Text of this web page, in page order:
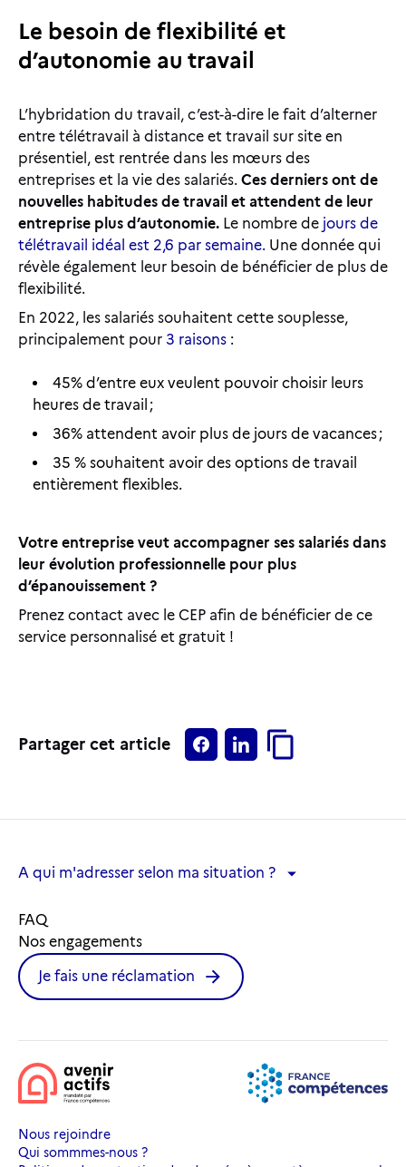
Le besoin de flexibilité et
d’autonomie au travail
L’hybridation du travail, c’est-à-dire le fait d’alterner
entre télétravail à distance et travail sur site en
présentiel, est rentrée dans les mœurs des
entreprises et la vie des salariés. Ces derniers ont de
nouvelles habitudes de travail et attendent de leur
entreprise plus d’autonomie. Le nombre de jours de
télétravail idéal est 2,6 par semaine. Une donnée qui
révèle également leur besoin de bénéficier de plus de
flexibilité.
En 2022, les salariés souhaitent cette souplesse,
principalement pour 3 raisons :
45% d’entre eux veulent pouvoir choisir leurs
heures de travail ;
36% attendent avoir plus de jours de vacances ;
35 % souhaitent avoir des options de travail
entièrement flexibles.
Votre entreprise veut accompagner ses salariés dans
leur évolution professionnelle pour plus
d’épanouissement ?
Prenez contact avec le CEP afin de bénéficier de ce
service personnalisé et gratuit !
Partager cet article
A qui m'adresser selon ma situation ?
FAQ
Nos engagements
Je fais une réclamation
Nous rejoindre
Qui sommmes-nous ?